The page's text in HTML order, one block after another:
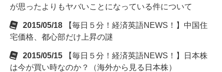
が思ったよりもヤバいことになっている件について
2015/05/18
【毎日５分！経済英語NEWS！】中国住
宅価格、都心部だけ上昇の謎
2015/05/15
【毎日５分！経済英語NEWS！】日本株
は今が買い時なのか？（海外から見る日本株）